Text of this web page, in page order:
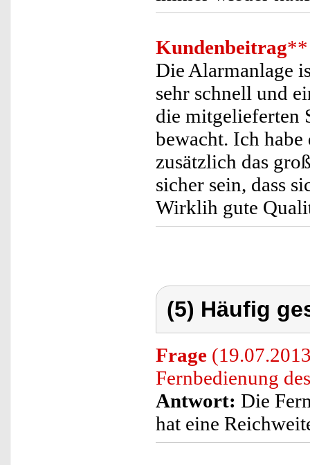
Kundenbeitrag**
Die Alarmanlage
sehr schnell und
die mitgelieferten
bewacht. Ich
zusätzlich das
sicher sein, dass
Wirklih gute
(5) Häufig
Frage
Fernbedienung
Antwort: Die
hat eine